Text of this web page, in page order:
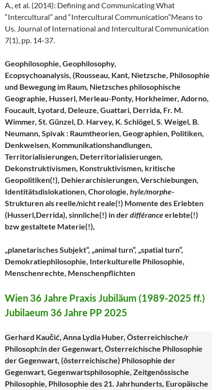
A., et al. (2014): Defining and Communicating What
“Intercultural” and “Intercultural Communication”Means to
Us. Journal of International and Intercultural Communication
7(1), pp. 14-37.
Geophilosophie, Geophilosophy,
Ecopsychoanalysis, (Rousseau, Kant, Nietzsche, Philosophie
und Bewegung im Raum, Nietzsches philosophische
Geographie, Husserl, Merleau-Ponty, Horkheimer, Adorno,
Foucault, Lyotard, Deleuze, Guattari, Derrida, Fr. M.
Wimmer, St. Günzel, D. Harvey, K. Schlögel, S. Weigel, B.
Neumann, Spivak : Raumtheorien, Geographien, Politiken,
Denkweisen, Kommunikationshandlungen,
Territorialisierungen, Deterritorialisierungen,
Dekonstruktivismen, Konstruktivismen, kritische
Geopolitiken(!), Dehierarchisierungen, Verschiebungen,
Identitätsdislokationen, Chorologie, hyle/morphe-
Strukturen als reelle/nicht reale(!) Momente des Erlebten
(Husserl,Derrida), sinnliche(!) in derdifféranceerlebte(!)
bzw gestaltete Materie(!),
„planetarisches Subjekt“, „animal turn“, „spatial turn“,
Demokratiephilosophie, Interkulturelle Philosophie,
Menschenrechte, Menschenpflichten
Wien 36 Jahre Praxis Jubiläum (1989-2025 ff.)
Jubilaeum 36 Jahre PP 2025
Gerhard Kaučić, Anna Lydia Huber, Österreichische/r
Philosoph:in der Gegenwart, Österreichische Philosophie
der Gegenwart, (österreichische) Philosophie der
Gegenwart, Gegenwartsphilosophie, Zeitgenössische
Philosophie, Philosophie des 21. Jahrhunderts, Europäische